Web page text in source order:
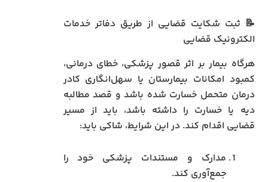
📝 ثبت شکایت قضایی از طریق دفاتر خدمات
الکترونیک قضایی
هرگاه بیمار بر اثر قصور پزشکی، خطای درمانی،
کمبود امکانات بیمارستان یا سهل‌انگاری کادر
درمان متحمل خسارت شده باشد و قصد مطالبه
دیه یا خسارت را داشته باشد، باید از مسیر
قضایی اقدام کند. در این شرایط، شاکی باید:
مدارک و مستندات پزشکی خود را
جمع‌آوری کند.